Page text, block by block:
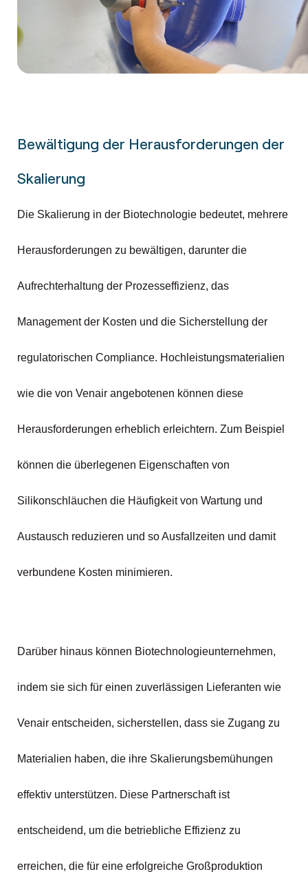
Bewältigung der Herausforderungen der
Skalierung
Die Skalierung in der Biotechnologie bedeutet, mehrere
Herausforderungen zu bewältigen, darunter die
Aufrechterhaltung der Prozesseffizienz, das
Management der Kosten und die Sicherstellung der
regulatorischen Compliance. Hochleistungsmaterialien
wie die von Venair angebotenen können diese
Herausforderungen erheblich erleichtern. Zum Beispiel
können die überlegenen Eigenschaften von
Silikonschläuchen die Häufigkeit von Wartung und
Austausch reduzieren und so Ausfallzeiten und damit
verbundene Kosten minimieren.
Darüber hinaus können Biotechnologieunternehmen,
indem sie sich für einen zuverlässigen Lieferanten wie
Venair entscheiden, sicherstellen, dass sie Zugang zu
Materialien haben, die ihre Skalierungsbemühungen
effektiv unterstützen. Diese Partnerschaft ist
entscheidend, um die betriebliche Effizienz zu
erreichen, die für eine erfolgreiche Großproduktion